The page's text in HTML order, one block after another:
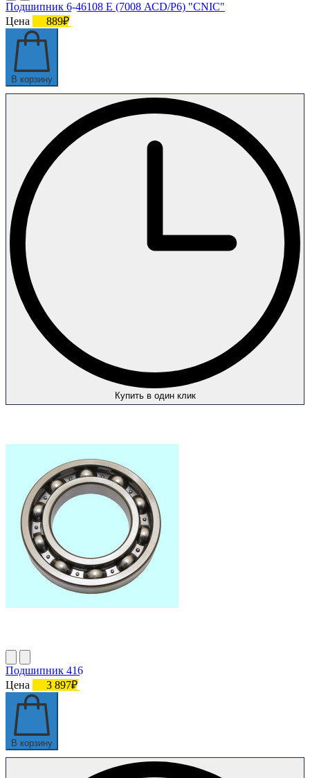
Подшипник 6-46108 E (7008 АСD/P6) "CNIC"
Цена
889₽
В корзину
Купить в один клик
Подшипник 416
Цена
3 897₽
В корзину